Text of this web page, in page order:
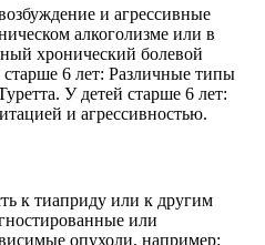
и агрессивные
алкоголизме или в
хронический болевой
6 лет: Различные типы
У детей старше 6 лет:
и агрессивностью.
к тиаприду или к другим
или
опухоли, например: